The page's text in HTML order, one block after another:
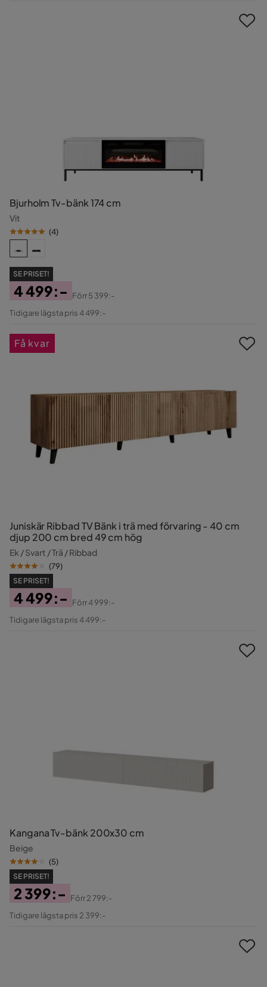
Bjurholm Tv-bänk 174 cm
Vit
(4)
SE PRISET!
Pris
4 499:-
Original
Förr5 399:-
Tidigare lägsta pris 4 499:-
Juniskär Ribbad TV Bänk i trä med förvaring - 40 cm
djup 200 cm bred 49 cm hög
Ek / Svart / Trä / Ribbad
(79)
SE PRISET!
Pris
4 499:-
Original
Förr4 999:-
Tidigare lägsta pris 4 499:-
Få kvar
Kangana Tv-bänk 200x30 cm
Beige
(5)
SE PRISET!
Pris
2 399:-
Original
Förr2 799:-
Tidigare lägsta pris 2 399:-